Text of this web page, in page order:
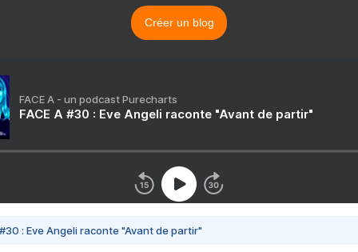
Créer un blog
FACE A - un podcast Purecharts
FACE A #30 : Eve Angeli raconte "Avant de partir"
#30 : Eve Angeli raconte "Avant de partir"